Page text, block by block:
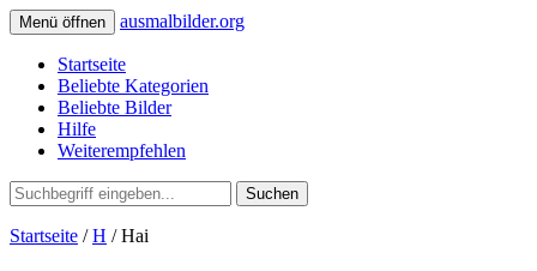
Menü öffnen ausmalbilder.org
Startseite
Beliebte Kategorien
Beliebte Bilder
Hilfe
Weiterempfehlen
Suchen
Startseite /H / Hai